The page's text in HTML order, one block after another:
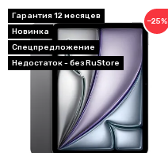
Гарантия 12 месяцев
Новинка
Спецпредложение
Недостаток - без RuStore
−25%